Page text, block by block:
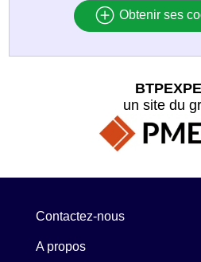
Obtenir ses
un site du
Contactez-nous
A propos